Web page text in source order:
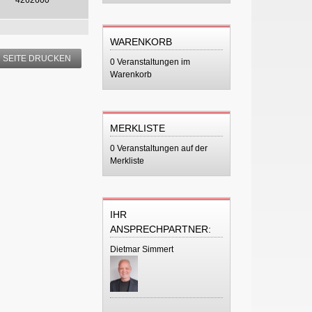
SEITE DRUCKEN
WARENKORB
0 Veranstaltungen im
Warenkorb
MERKLISTE
0 Veranstaltungen auf der
Merkliste
IHR
ANSPRECHPARTNER:
Dietmar Simmert